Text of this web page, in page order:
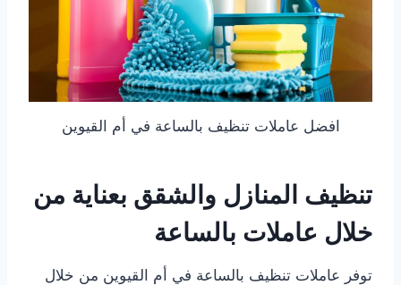
افضل عاملات تنظيف بالساعة في أم القيوين
تنظيف المنازل والشقق بعناية من
خلال عاملات بالساعة
توفر عاملات تنظيف بالساعة في أم القيوين من خلال